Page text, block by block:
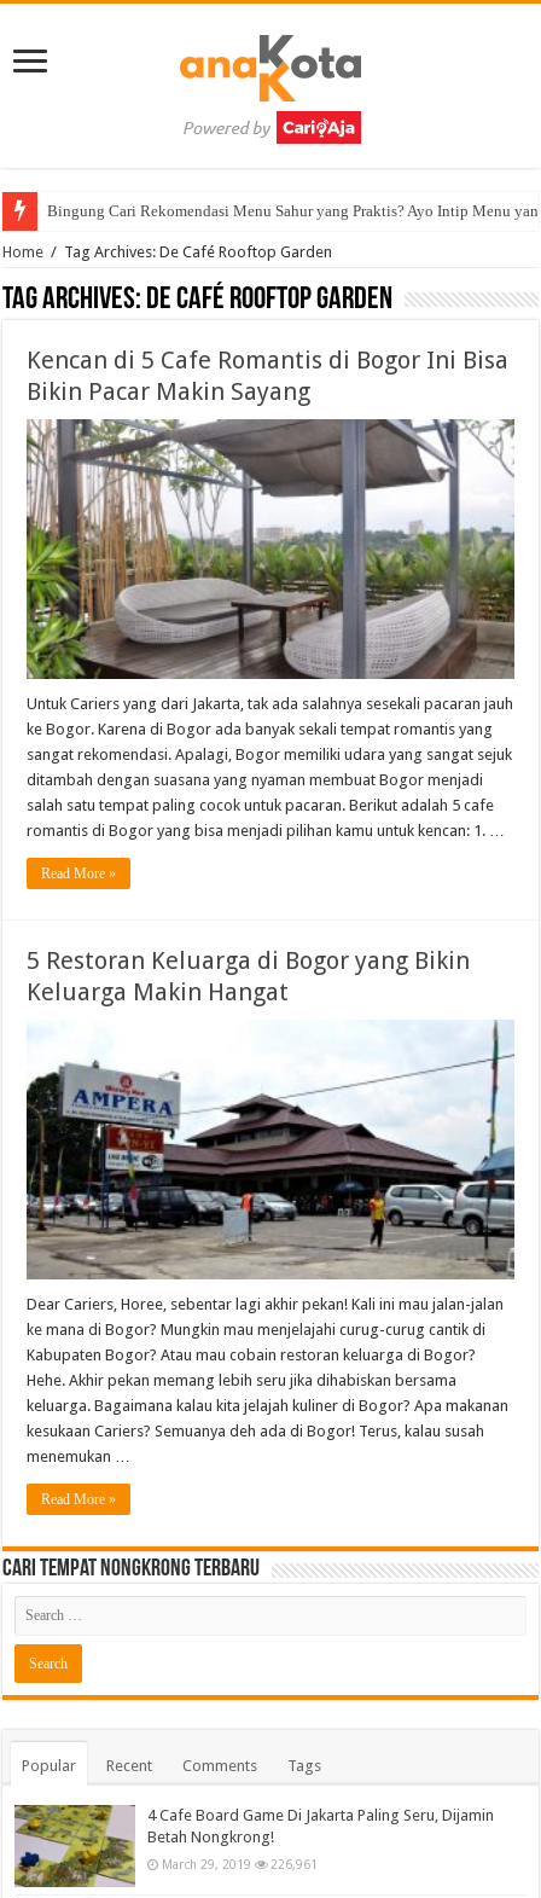
Bingung Cari Rekomendasi Menu Sahur yang Praktis? Ayo Intip Menu
Home / Tag Archives: De Café Rooftop Garden
Tag Archives: De Café Rooftop Garden
Kencan di 5 Cafe Romantis di Bogor Ini Bisa
Bikin Pacar Makin Sayang
Untuk Cariers yang dari Jakarta, tak ada salahnya sesekali pacaran jauh
ke Bogor. Karena di Bogor ada banyak sekali tempat romantis yang
sangat rekomendasi. Apalagi, Bogor memiliki udara yang sangat sejuk
ditambah dengan suasana yang nyaman membuat Bogor menjadi
salah satu tempat paling cocok untuk pacaran. Berikut adalah 5 cafe
romantis di Bogor yang bisa menjadi pilihan kamu untuk kencan: 1. …
Read More »
5 Restoran Keluarga di Bogor yang Bikin
Keluarga Makin Hangat
Dear Cariers, Horee, sebentar lagi akhir pekan! Kali ini mau jalan-jalan
ke mana di Bogor? Mungkin mau menjelajahi curug-curug cantik di
Kabupaten Bogor? Atau mau cobain restoran keluarga di Bogor?
Hehe. Akhir pekan memang lebih seru jika dihabiskan bersama
keluarga. Bagaimana kalau kita jelajah kuliner di Bogor? Apa makanan
kesukaan Cariers? Semuanya deh ada di Bogor! Terus, kalau susah
menemukan …
Read More »
Cari Tempat Nongkrong Terbaru
Popular Recent Comments Tags
4 Cafe Board Game Di Jakarta Paling Seru, Dijamin
Betah Nongkrong!
March 29, 2019 226,961